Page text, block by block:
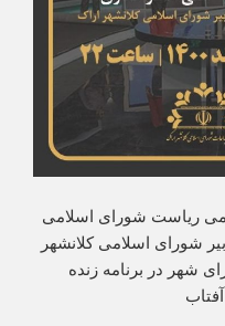
ریاست شورای اسلامی
شورای اسلامی کلانشهر
۷ ماهه شورای شهر در برنامه زنده